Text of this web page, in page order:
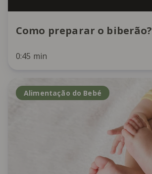
Como preparar o biberão?
0:45 min
Alimentação do Bebé